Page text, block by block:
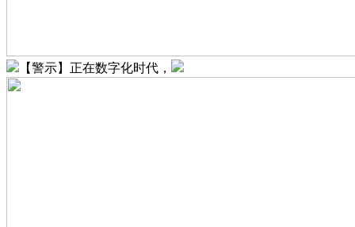
【警示】正在数字化时代，